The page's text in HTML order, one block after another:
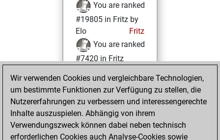
You are ranked
#19805 in Fritz by
Elo
Fritz
You are ranked
#7420 in Fritz
Dienstag, Januar
7, 2025
You achieved a
BeautyScore of 35
Wir verwenden Cookies und vergleichbare Technologien,
um bestimmte Funktionen zur Verfügung zu stellen, die
Nutzererfahrungen zu verbessern und interessengerechte
Inhalte auszuspielen. Abhängig von ihrem
Verwendungszweck können dabei neben technisch
erforderlichen Cookies auch Analyse-Cookies sowie